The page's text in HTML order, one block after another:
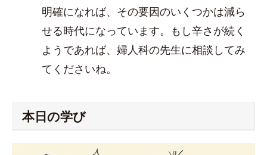
明確になれば、その要因のいくつかは減ら
せる時代になっています。もし辛さが続く
ようであれば、婦人科の先生に相談してみ
てくださいね。
本日の学び